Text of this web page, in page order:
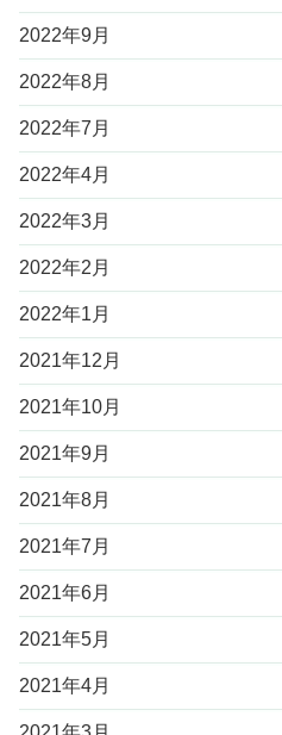
2022年9月
2022年8月
2022年7月
2022年4月
2022年3月
2022年2月
2022年1月
2021年12月
2021年10月
2021年9月
2021年8月
2021年7月
2021年6月
2021年5月
2021年4月